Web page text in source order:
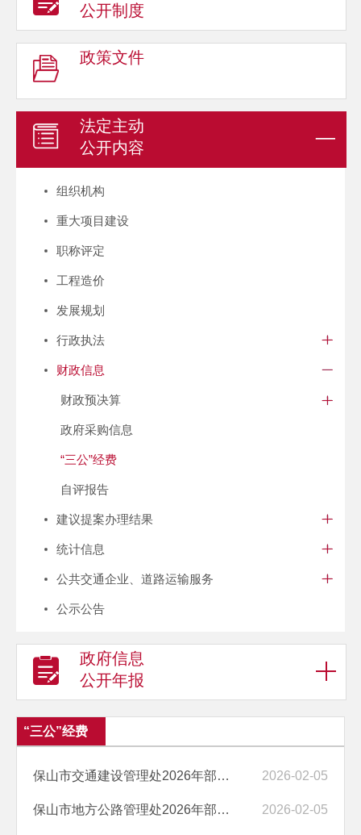
公开制度
政策文件
法定主动
公开内容
组织机构
重大项目建设
职称评定
工程造价
发展规划
行政执法
财政信息
财政预决算
政府采购信息
“三公”经费
自评报告
建议提案办理结果
统计信息
公共交通企业、道路运输服务
公示公告
政府信息
公开年报
“三公”经费
保山市交通建设管理处2026年部门预算“三公”经费编制说明 2026-02-05
保山市地方公路管理处2026年部门预算“三公”经费编制说明 2026-02-05